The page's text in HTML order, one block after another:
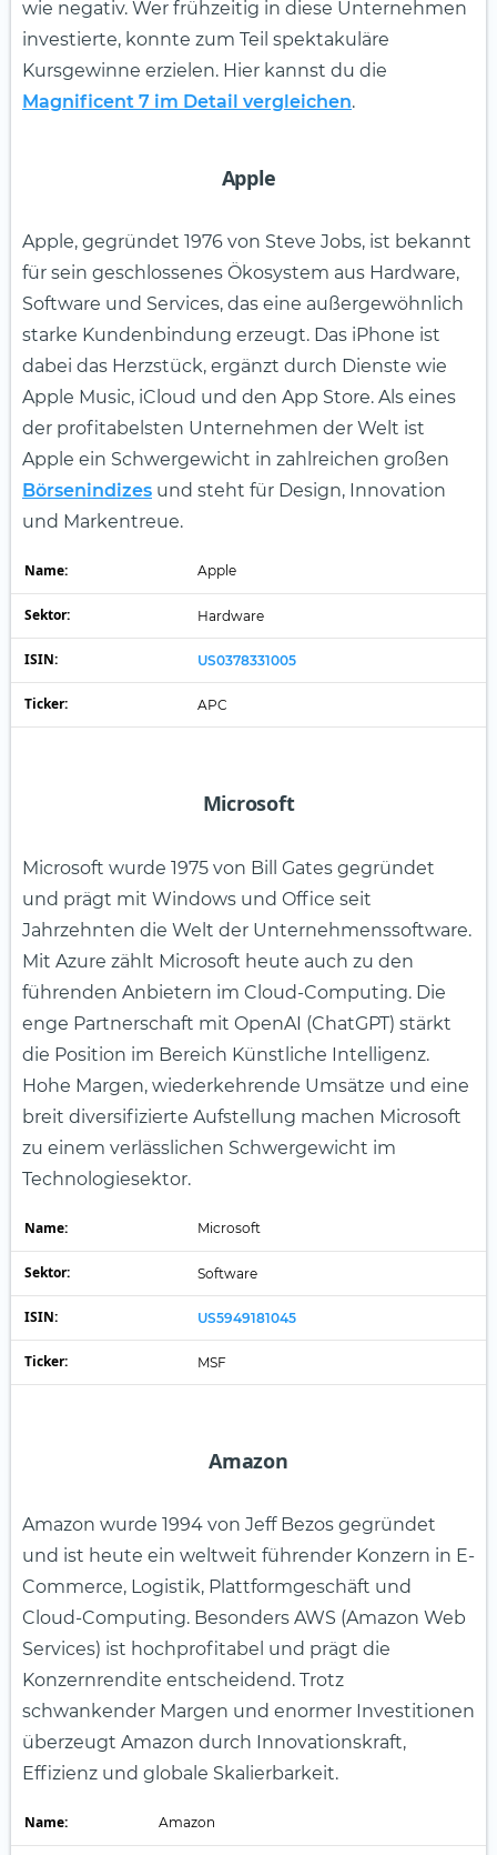
wie negativ. Wer frühzeitig in diese Unternehmen
investierte, konnte zum Teil spektakuläre
Kursgewinne erzielen. Hier kannst du die
Magnificent 7 im Detail vergleichen.
Apple
Apple, gegründet 1976 von Steve Jobs, ist bekannt
für sein geschlossenes Ökosystem aus Hardware,
Software und Services, das eine außergewöhnlich
starke Kundenbindung erzeugt. Das iPhone ist
dabei das Herzstück, ergänzt durch Dienste wie
Apple Music, iCloud und den App Store. Als eines
der profitabelsten Unternehmen der Welt ist
Apple ein Schwergewicht in zahlreichen großen
Börsenindizes und steht für Design, Innovation
und Markentreue.
Name: Apple
Sektor: Hardware
ISIN: US0378331005
Ticker: APC
Microsoft
Microsoft wurde 1975 von Bill Gates gegründet
und prägt mit Windows und Office seit
Jahrzehnten die Welt der Unternehmenssoftware.
Mit Azure zählt Microsoft heute auch zu den
führenden Anbietern im Cloud-Computing. Die
enge Partnerschaft mit OpenAI (ChatGPT) stärkt
die Position im Bereich Künstliche Intelligenz.
Hohe Margen, wiederkehrende Umsätze und eine
breit diversifizierte Aufstellung machen Microsoft
zu einem verlässlichen Schwergewicht im
Technologiesektor.
Name: Microsoft
Sektor: Software
ISIN: US5949181045
Ticker: MSF
Amazon
Amazon wurde 1994 von Jeff Bezos gegründet
und ist heute ein weltweit führender Konzern in E-
Commerce, Logistik, Plattformgeschäft und
Cloud-Computing. Besonders AWS (Amazon Web
Services) ist hochprofitabel und prägt die
Konzernrendite entscheidend. Trotz
schwankender Margen und enormer Investitionen
überzeugt Amazon durch Innovationskraft,
Effizienz und globale Skalierbarkeit.
Name: Amazon